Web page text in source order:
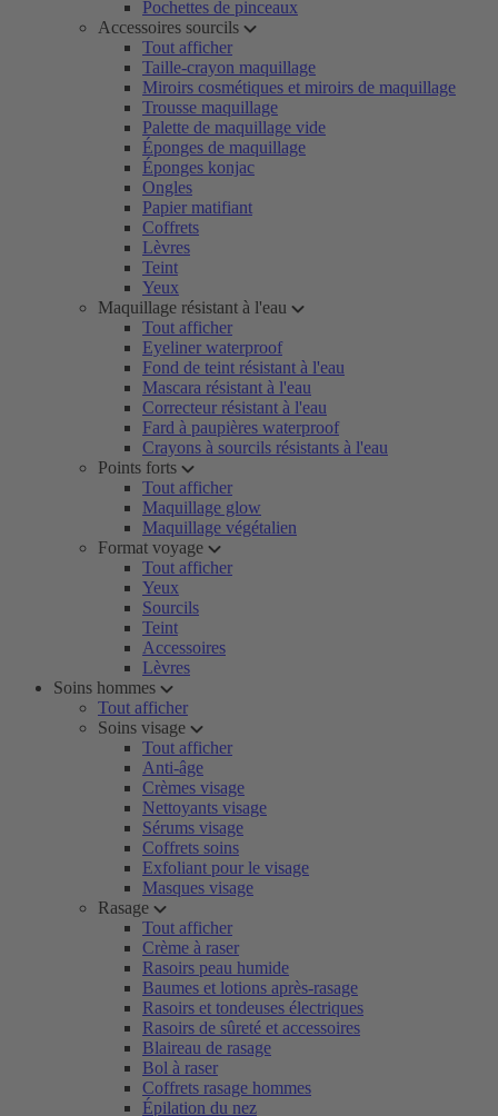
Pochettes de pinceaux
Accessoires sourcils
Tout afficher
Taille-crayon maquillage
Miroirs cosmétiques et miroirs de maquillage
Trousse maquillage
Palette de maquillage vide
Éponges de maquillage
Éponges konjac
Ongles
Papier matifiant
Coffrets
Lèvres
Teint
Yeux
Maquillage résistant à l'eau
Tout afficher
Eyeliner waterproof
Fond de teint résistant à l'eau
Mascara résistant à l'eau
Correcteur résistant à l'eau
Fard à paupières waterproof
Crayons à sourcils résistants à l'eau
Points forts
Tout afficher
Maquillage glow
Maquillage végétalien
Format voyage
Tout afficher
Yeux
Sourcils
Teint
Accessoires
Lèvres
Soins hommes
Tout afficher
Soins visage
Tout afficher
Anti-âge
Crèmes visage
Nettoyants visage
Sérums visage
Coffrets soins
Exfoliant pour le visage
Masques visage
Rasage
Tout afficher
Crème à raser
Rasoirs peau humide
Baumes et lotions après-rasage
Rasoirs et tondeuses électriques
Rasoirs de sûreté et accessoires
Blaireau de rasage
Bol à raser
Coffrets rasage hommes
Épilation du nez